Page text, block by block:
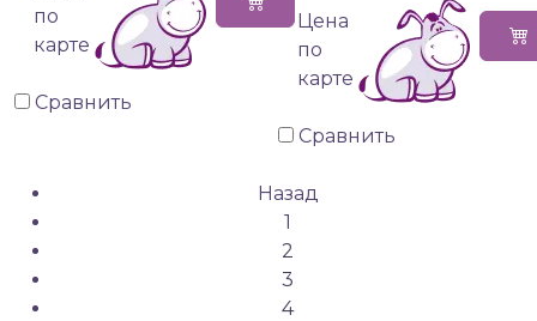
по
карте
Сравнить
Цена
по
карте
Сравнить
Назад
1
2
3
4